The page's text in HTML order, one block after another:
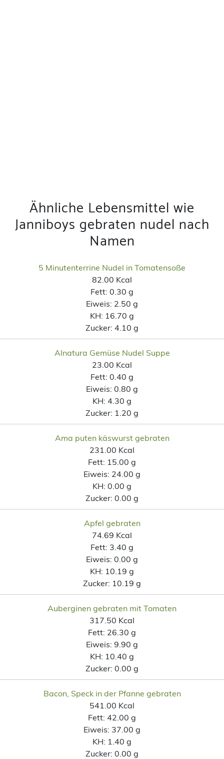
Ähnliche Lebensmittel wie
Janniboys gebraten nudel nach
Namen
5 Minutenterrine Nudel in Tomatensoße
82.00 Kcal
Fett: 0.30 g
Eiweis: 2.50 g
KH: 16.70 g
Zucker: 4.10 g
Alnatura Gemüse Nudel Suppe
23.00 Kcal
Fett: 0.40 g
Eiweis: 0.80 g
KH: 4.30 g
Zucker: 1.20 g
Ama puten käswurst gebraten
231.00 Kcal
Fett: 15.00 g
Eiweis: 24.00 g
KH: 0.00 g
Zucker: 0.00 g
Apfel gebraten
74.69 Kcal
Fett: 3.40 g
Eiweis: 0.00 g
KH: 10.19 g
Zucker: 10.19 g
Auberginen gebraten mit Tomaten
317.50 Kcal
Fett: 26.30 g
Eiweis: 9.90 g
KH: 10.40 g
Zucker: 0.00 g
Bacon, Speck in der Pfanne gebraten
541.00 Kcal
Fett: 42.00 g
Eiweis: 37.00 g
KH: 1.40 g
Zucker: 0.00 g